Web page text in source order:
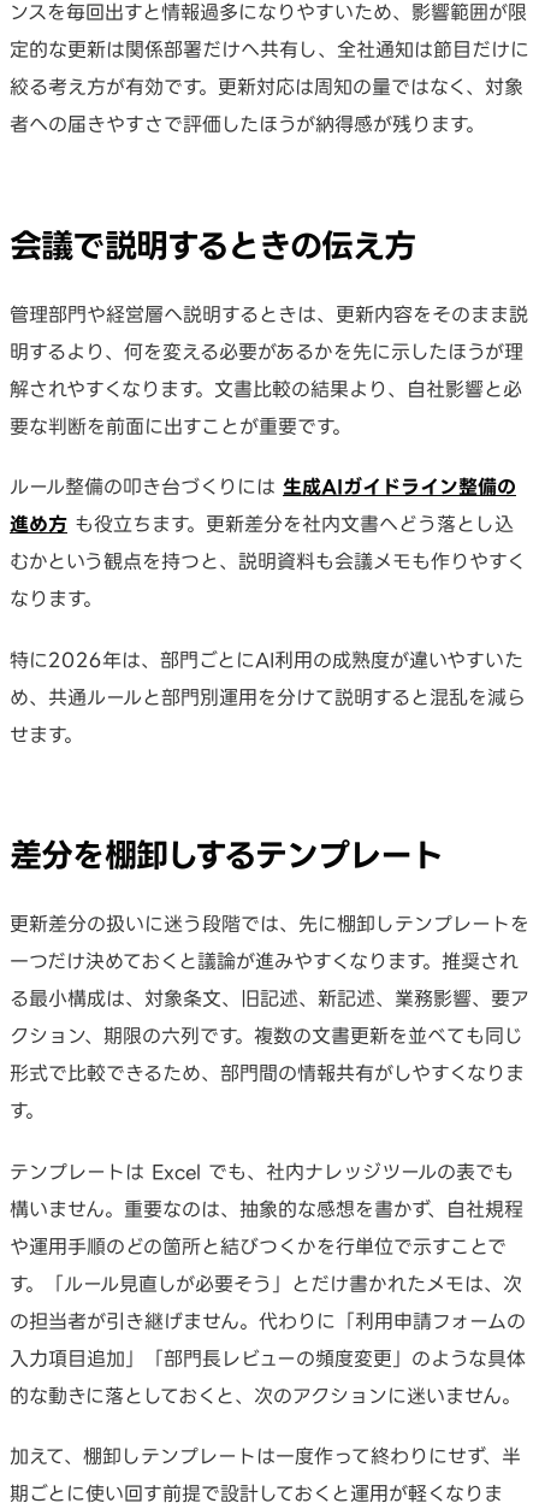
ンスを毎回出すと情報過多になりやすいため、影響範囲が限
定的な更新は関係部署だけへ共有し、全社通知は節目だけに
絞る考え方が有効です。更新対応は周知の量ではなく、対象
者への届きやすさで評価したほうが納得感が残ります。
会議で説明するときの伝え方
管理部門や経営層へ説明するときは、更新内容をそのまま説
明するより、何を変える必要があるかを先に示したほうが理
解されやすくなります。文書比較の結果より、自社影響と必
要な判断を前面に出すことが重要です。
ルール整備の叩き台づくりには 生成AIガイドライン整備の
進め方 も役立ちます。更新差分を社内文書へどう落とし込
むかという観点を持つと、説明資料も会議メモも作りやすく
なります。
特に2026年は、部門ごとにAI利用の成熟度が違いやすいた
め、共通ルールと部門別運用を分けて説明すると混乱を減ら
せます。
差分を棚卸しするテンプレート
更新差分の扱いに迷う段階では、先に棚卸しテンプレートを
一つだけ決めておくと議論が進みやすくなります。推奨され
る最小構成は、対象条文、旧記述、新記述、業務影響、要ア
クション、期限の六列です。複数の文書更新を並べても同じ
形式で比較できるため、部門間の情報共有がしやすくなりま
す。
テンプレートは Excel でも、社内ナレッジツールの表でも
構いません。重要なのは、抽象的な感想を書かず、自社規程
や運用手順のどの箇所と結びつくかを行単位で示すことで
す。「ルール見直しが必要そう」とだけ書かれたメモは、次
の担当者が引き継げません。代わりに「利用申請フォームの
入力項目追加」「部門長レビューの頻度変更」のような具体
的な動きに落としておくと、次のアクションに迷いません。
加えて、棚卸しテンプレートは一度作って終わりにせず、半
期ごとに使い回す前提で設計しておくと運用が軽くなりま